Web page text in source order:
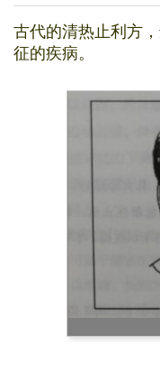
古代的清热止利方
征的疾病。